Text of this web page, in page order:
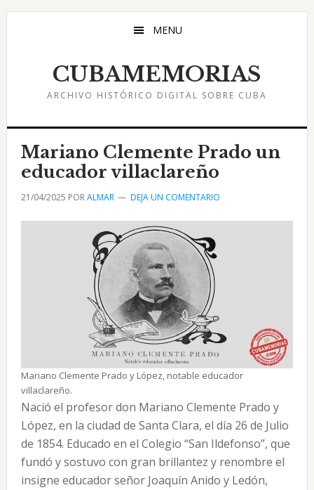
Saltar
Saltar
Saltar
MENU
CUBAMEMORIAS
ARCHIVO HISTÓRICO DIGITAL SOBRE CUBA
Mariano Clemente Prado un
educador villaclareño
21/04/2025 PORALMAR DEJA UN COMENTARIO
Mariano Clemente Prado y López, notable educador
villaclareño.
Nació el profesor don Mariano Clemente Prado y
López, en la ciudad de Santa Clara, el día 26 de Julio
de 1854. Educado en el Colegio “San Ildefonso”, que
fundó y sostuvo con gran brillantez y renombre el
insigne educador señor Joaquín Anido y Ledón,